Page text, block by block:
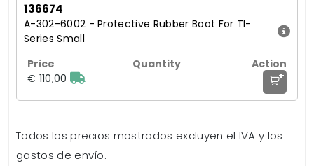
136674
A-302-6002 - Protective Rubber Boot For TI-
Series Small
€ 110,00 +
Todos los precios mostrados excluyen el IVA y los
gastos de envío.